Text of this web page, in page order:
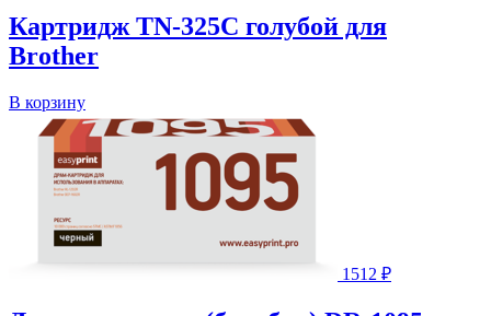
Картридж TN-325C голубой для
Brother
В корзину
1512 ₽